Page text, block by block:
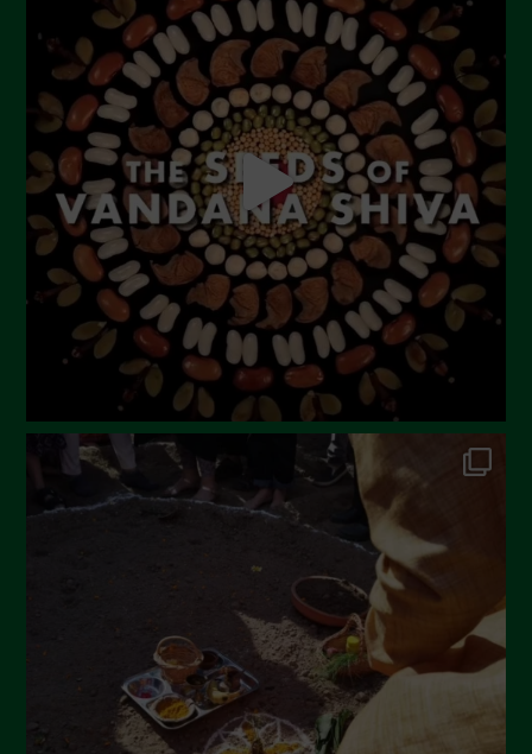
Settembre 2023
Agosto 2023
Luglio 2023
Giugno 2023
Maggio 2023
Aprile 2023
Marzo 2023
Febbraio 2023
Dicembre 2022
Novembre 2022
Ottobre 2022
Settembre 2022
Aprile 2022
Marzo 2022